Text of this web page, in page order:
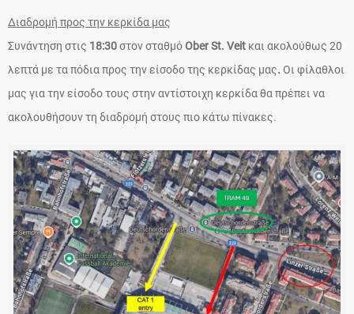
Διαδρομή προς την κερκίδα μας
Συνάντηση στις 18:30στον σταθμόOber St. Veit και ακολούθως 20
λεπτά με τα πόδια προς την είσοδο της κερκίδας μας. Οι φίλαθλοι
μας για την είσοδο τους στην αντίστοιχη κερκίδα θα πρέπει να
ακολουθήσουν τη διαδρομή στους πιο κάτω πίνακες.